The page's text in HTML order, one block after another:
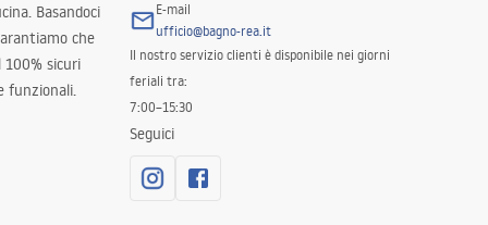
Basandoci
che
sicuri
funzionali.
E-mail
ufficio@bagno-rea.it
Il nostro servizio clienti è disponibile nei giorni
feriali tra:
7:00–15:30
Seguici